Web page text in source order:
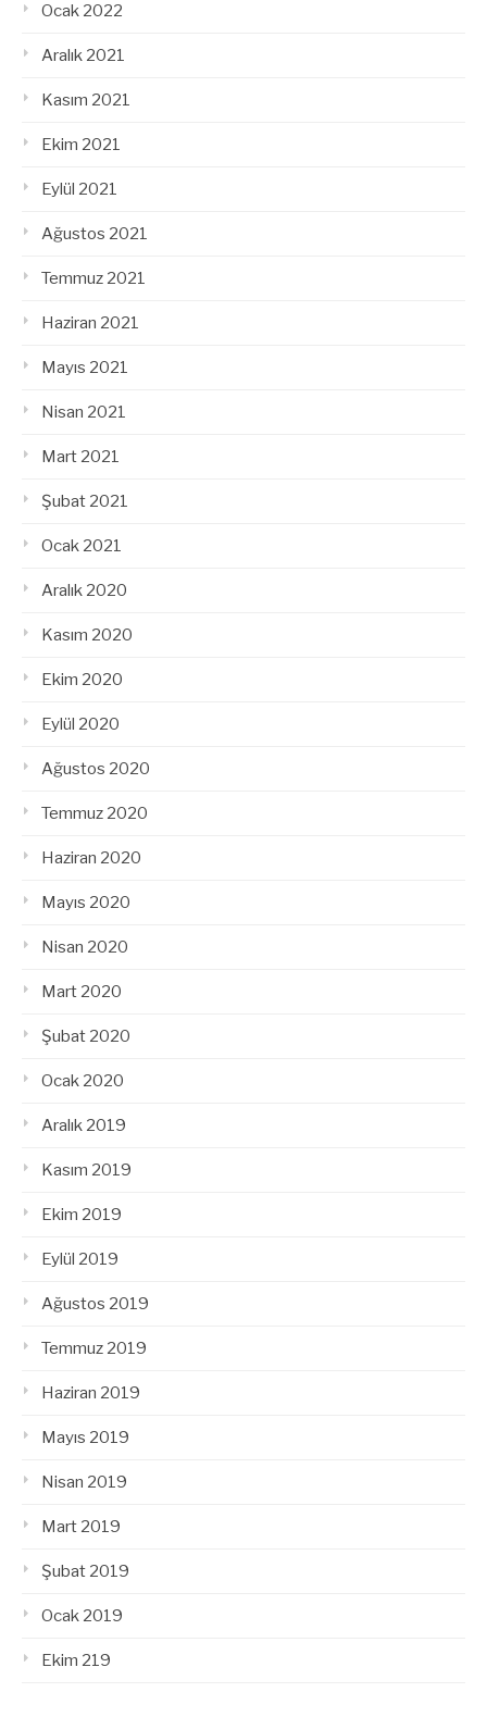
Ocak 2022
Aralık 2021
Kasım 2021
Ekim 2021
Eylül 2021
Ağustos 2021
Temmuz 2021
Haziran 2021
Mayıs 2021
Nisan 2021
Mart 2021
Şubat 2021
Ocak 2021
Aralık 2020
Kasım 2020
Ekim 2020
Eylül 2020
Ağustos 2020
Temmuz 2020
Haziran 2020
Mayıs 2020
Nisan 2020
Mart 2020
Şubat 2020
Ocak 2020
Aralık 2019
Kasım 2019
Ekim 2019
Eylül 2019
Ağustos 2019
Temmuz 2019
Haziran 2019
Mayıs 2019
Nisan 2019
Mart 2019
Şubat 2019
Ocak 2019
Ekim 219